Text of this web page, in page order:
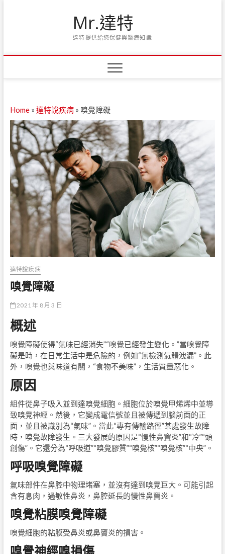
Mr.達特
達特提供給您保健與醫療知識
Home» 達特說疾病» 嗅覺障礙
達特說疾病
嗅覺障礙
2021 年 8 月 3 日
概述
嗅覺障礙使得“氣味已經消失”“嗅覺已經發生變化。”當嗅覺障
礙是時，在日常生活中是危險的，例如“無檢測氣體洩漏”。此
外，嗅覺也與味道有關，“食物不美味”，生活質量惡化。
原因
組件從鼻子吸入並到達嗅覺細胞。細胞位於嗅覺甲烯烯中並導
致嗅覺神經。然後，它變成電信號並且被傳遞到腦前面的正
面，並且被識別為“氣味”。當此“專有傳輸路徑”某處發生故障
時，嗅覺故障發生。三大發展的原因是“慢性鼻竇炎”和“冷”“頭
創傷”。它還分為“呼吸道”“嗅覺膠質”“嗅覺核”“嗅覺核”“中央”。
呼吸嗅覺障礙
氣味部件在鼻腔中物理堵塞，並沒有達到嗅覺巨大。可能引起
含有息肉，過敏性鼻炎，鼻腔延長的慢性鼻竇炎。
嗅覺粘膜嗅覺障礙
嗅覺細胞的粘膜受鼻炎或鼻竇炎的損害。